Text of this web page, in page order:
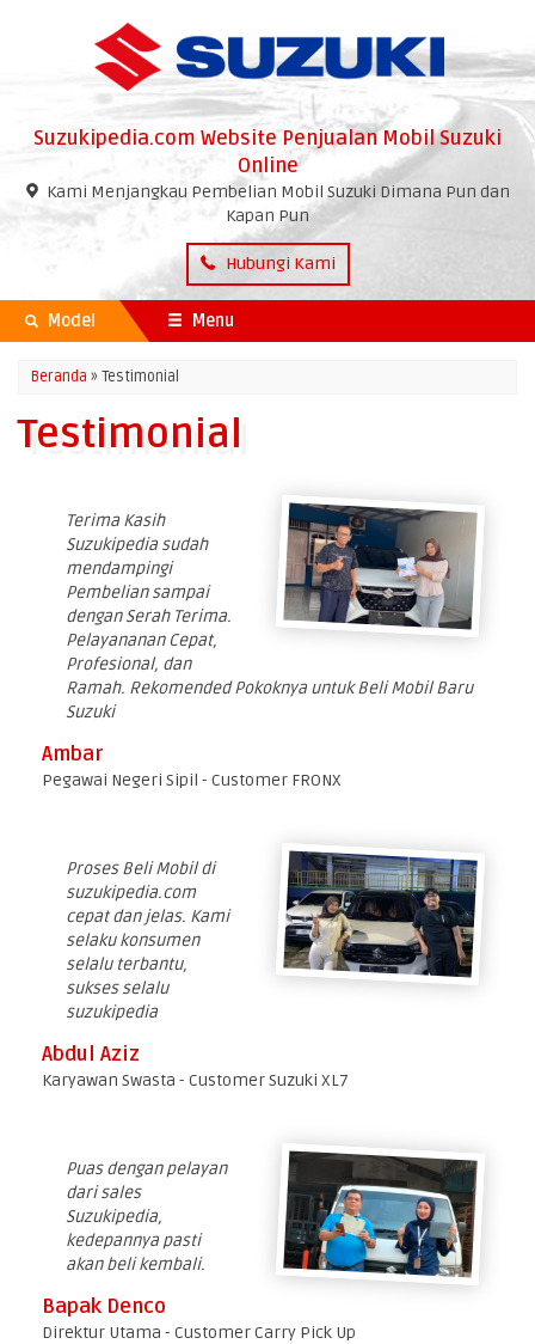
Suzukipedia.com Website Penjualan Mobil Suzuki
Online
Kami Menjangkau Pembelian Mobil Suzuki Dimana Pun dan
Kapan Pun
Hubungi Kami
Model Menu
Beranda » Testimonial
Testimonial
Terima Kasih
Suzukipedia sudah
mendampingi
Pembelian sampai
dengan Serah Terima.
Pelayananan Cepat,
Profesional, dan
Ramah. Rekomended Pokoknya untuk Beli Mobil Baru
Suzuki
Ambar
Pegawai Negeri Sipil - Customer FRONX
Proses Beli Mobil di
suzukipedia.com
cepat dan jelas. Kami
selaku konsumen
selalu terbantu,
sukses selalu
suzukipedia
Abdul Aziz
Karyawan Swasta - Customer Suzuki XL7
Puas dengan pelayan
dari sales
Suzukipedia,
kedepannya pasti
akan beli kembali.
Bapak Denco
Direktur Utama - Customer Carry Pick Up